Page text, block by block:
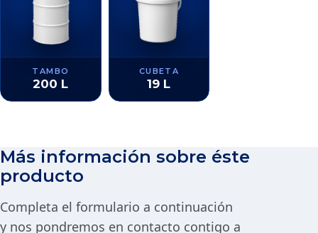
TAMBO
200 L
CUBETA
19 L
Más información sobre éste
producto
Completa el formulario a continuación
y nos pondremos en contacto contigo a